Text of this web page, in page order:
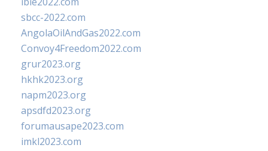
sbcc-2022.com
AngolaOilAndGas2022.com
Convoy4Freedom2022.com
grur2023.org
hkhk2023.org
napm2023.org
apsdfd2023.org
forumausape2023.com
imkl2023.com